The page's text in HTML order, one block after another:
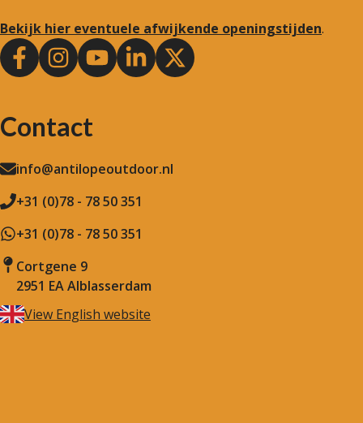
Bekijk hier eventuele afwijkende openingstijden.
Contact
info@antilopeoutdoor.nl
+31 (0)78 - 78 50 351
+31 (0)78 - 78 50 351
Cortgene 9
2951 EA Alblasserdam
View English website